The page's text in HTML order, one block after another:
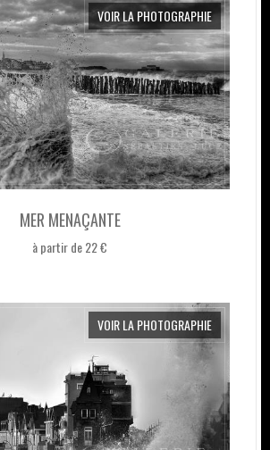
MER MENAÇANTE
à partir de 22 €
VOIR LA PHOTOGRAPHIE
VOIR LA PHOTOGRAPHIE